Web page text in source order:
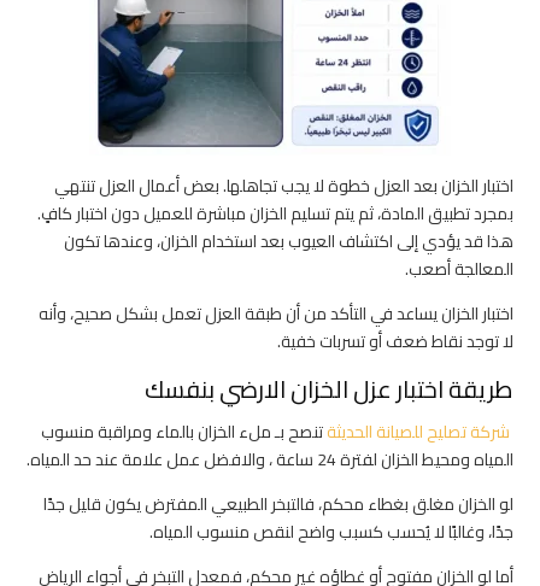
اختبار الخزان بعد العزل خطوة لا يجب تجاهلها. بعض أعمال العزل تنتهي
بمجرد تطبيق المادة، ثم يتم تسليم الخزان مباشرة للعميل دون اختبار كافٍ.
هذا قد يؤدي إلى اكتشاف العيوب بعد استخدام الخزان، وعندها تكون
المعالجة أصعب.
اختبار الخزان يساعد في التأكد من أن طبقة العزل تعمل بشكل صحيح، وأنه
لا توجد نقاط ضعف أو تسربات خفية.
طريقة اختبار عزل الخزان الارضي بنفسك
شركة تصليح للصيانة الحديثةتنصح بـ ملء الخزان بالماء ومراقبة منسوب
المياه ومحيط الخزان لفترة 24 ساعة ، والافضل عمل علامة عند حد المياه.
لو الخزان مغلق بغطاء محكم، فالتبخر الطبيعي المفترض يكون قليل جدًا
جدًا، وغالبًا لا يُحسب كسبب واضح لنقص منسوب المياه.
أما لو الخزان مفتوح أو غطاؤه غير محكم، فمعدل التبخر في أجواء الرياض